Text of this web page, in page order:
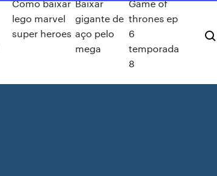
Como baixar
lego marvel
super heroes
Baixar
gigante de
aço pelo
mega
Game of
thrones ep
6
temporada
8